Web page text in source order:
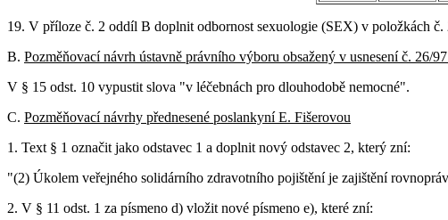
19. V příloze č. 2 oddíl B doplnit odbornost sexuologie (SEX) v položkách
B. Pozměňovací návrh ústavně právního výboru obsažený v usnesení č. 26/
V § 15 odst. 10 vypustit slova "v léčebnách pro dlouhodobě nemocné".
C. Pozměňovací návrhy přednesené poslankyní E. Fišerovou
1. Text § 1 označit jako odstavec 1 a doplnit nový odstavec 2, který zní:
"(2) Úkolem veřejného solidárního zdravotního pojištění je zajištění
2. V § 11 odst. 1 za písmeno d) vložit nové písmeno e), které zní: